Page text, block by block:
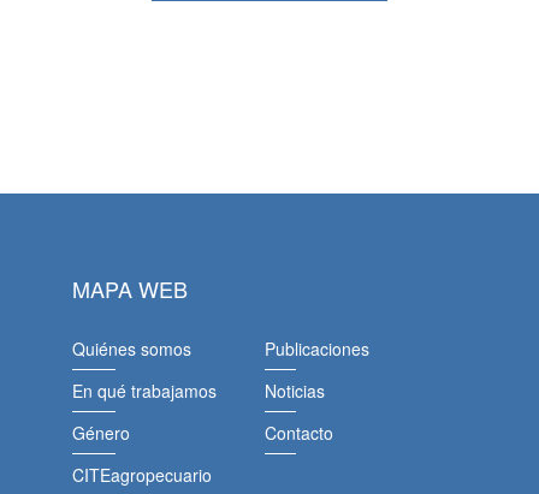
MAPA WEB
Quiénes somos
En qué trabajamos
Género
CITEagropecuario
Publicaciones
Noticias
Contacto